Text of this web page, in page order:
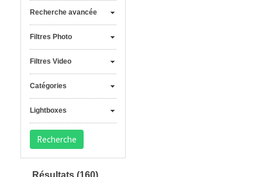
Recherche avancée
Filtres Photo
Filtres Video
Catégories
Lightboxes
Résultats (160)